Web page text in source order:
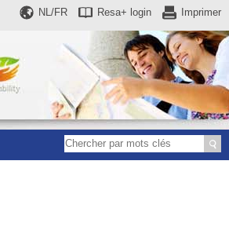
Imprimer
Resa+ login
NL/FR